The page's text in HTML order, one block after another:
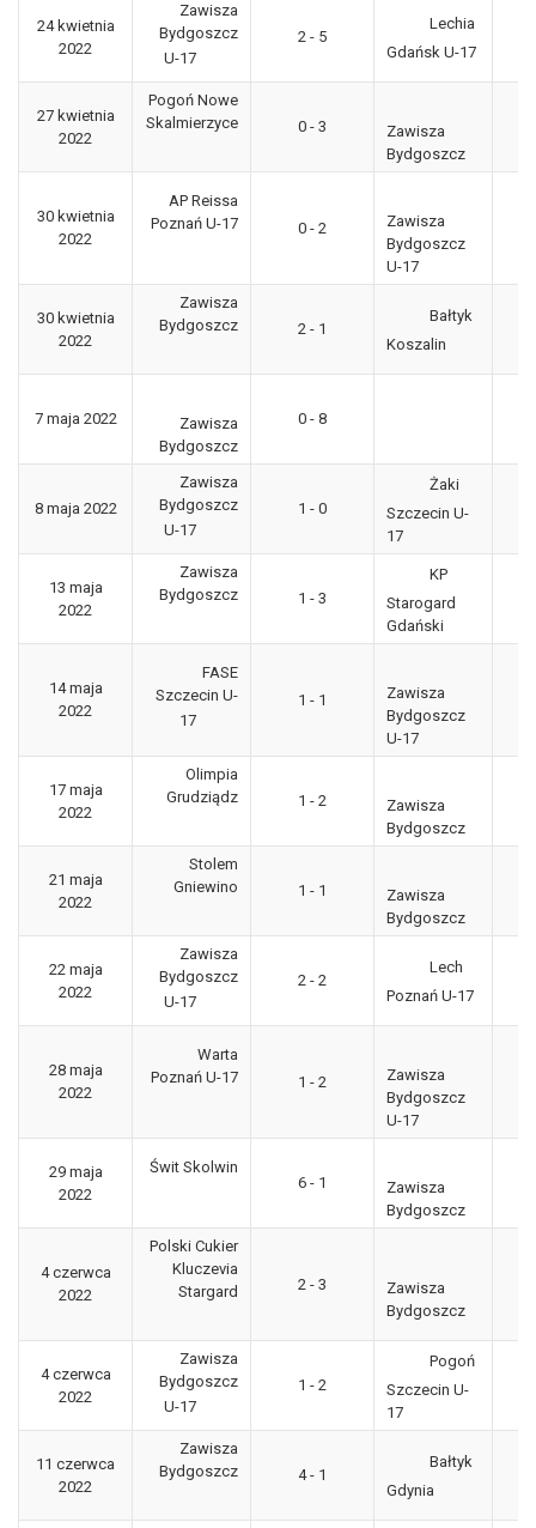
24 kwietnia
2022
Zawisza
Bydgoszcz
U-17
2 - 5
Lechia
Gdańsk U-17
27 kwietnia
2022
Pogoń Nowe
Skalmierzyce
0 - 3
Zawisza
Bydgoszcz
30 kwietnia
2022
AP Reissa
Poznań U-17
0 - 2
Zawisza
Bydgoszcz
U-17
30 kwietnia
2022
Zawisza
Bydgoszcz
2 - 1
Bałtyk
Koszalin
7 maja 2022
Zawisza
Bydgoszcz
0 - 8
8 maja 2022
Zawisza
Bydgoszcz
U-17
1 - 0
Żaki
Szczecin U-
17
13 maja
2022
Zawisza
Bydgoszcz
1 - 3
KP
Starogard
Gdański
14 maja
2022
FASE
Szczecin U-
17
1 - 1
Zawisza
Bydgoszcz
U-17
17 maja
2022
Olimpia
Grudziądz
1 - 2
Zawisza
Bydgoszcz
21 maja
2022
Stolem
Gniewino
1 - 1
Zawisza
Bydgoszcz
22 maja
2022
Zawisza
Bydgoszcz
U-17
2 - 2
Lech
Poznań U-17
28 maja
2022
Warta
Poznań U-17
1 - 2
Zawisza
Bydgoszcz
U-17
29 maja
2022
Świt Skolwin
6 - 1
Zawisza
Bydgoszcz
4 czerwca
2022
Polski Cukier
Kluczevia
Stargard
2 - 3
Zawisza
Bydgoszcz
4 czerwca
2022
Zawisza
Bydgoszcz
U-17
1 - 2
Pogoń
Szczecin U-
17
11 czerwca
2022
Zawisza
Bydgoszcz
4 - 1
Bałtyk
Gdynia